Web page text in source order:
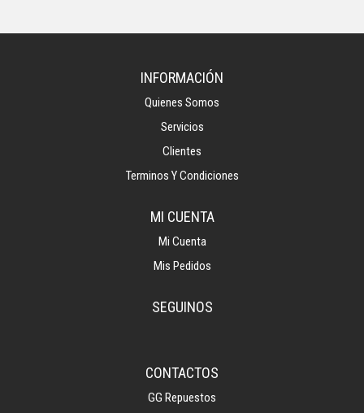
INFORMACIÓN
Quienes Somos
Servicios
Clientes
Terminos Y Condiciones
MI CUENTA
Mi Cuenta
Mis Pedidos
SEGUINOS
CONTACTOS
GG Repuestos